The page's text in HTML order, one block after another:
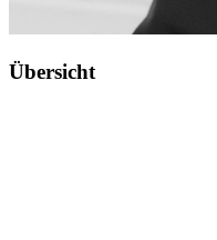
Übersicht